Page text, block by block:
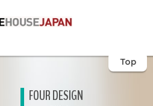
Top
FOUR DESIGN